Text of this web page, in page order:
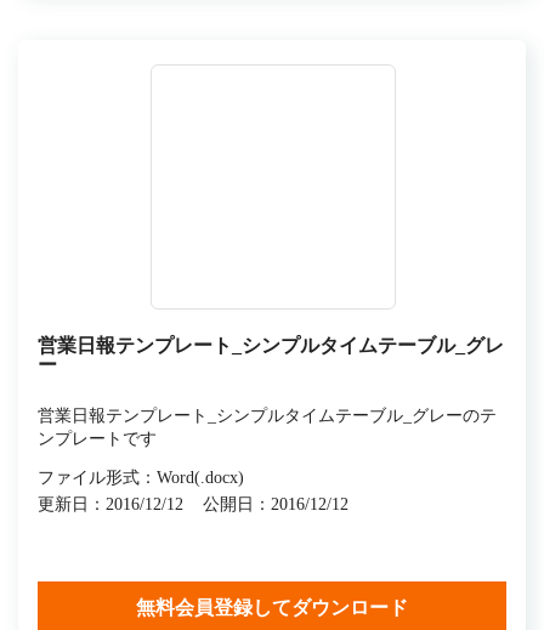
営業日報テンプレート_シンプルタイムテーブル_グレ
ー
営業日報テンプレート_シンプルタイムテーブル_グレーのテ
ンプレートです
ファイル形式：Word(.docx)
更新日：2016/12/12
公開日：2016/12/12
無料会員登録してダウンロード